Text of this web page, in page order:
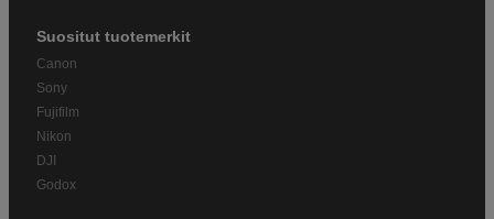
Suositut tuotemerkit
Canon
Sony
Fujifilm
Nikon
DJI
Godox